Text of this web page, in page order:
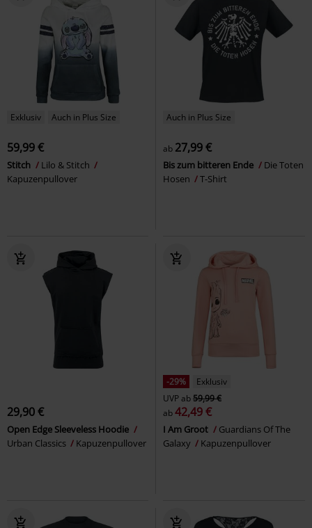
Exklusiv Auch in Plus Size
59,99 €
Stitch
Lilo & Stitch
Kapuzenpullover
Auch in Plus Size
ab 27,99 €
Bis zum bitteren Ende
Die Toten
Hosen
T-Shirt
29,90 €
Open Edge Sleeveless Hoodie
Urban Classics
Kapuzenpullover
-29%
Exklusiv
UVPab59,99 €
ab42,49 €
I Am Groot
Guardians Of The
Galaxy
Kapuzenpullover